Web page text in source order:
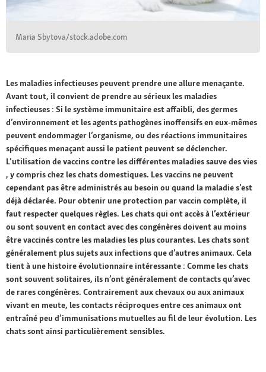
Maria Sbytova/stock.adobe.com
Les maladies infectieuses peuvent prendre une allure menaçante.
Avant tout, il convient de prendre au sérieux les maladies
infectieuses : Si le système immunitaire est affaibli, des germes
d’environnement et les agents pathogènes inoffensifs en eux-mêmes
peuvent endommager l’organisme, ou des réactions immunitaires
spécifiques menaçant aussi le patient peuvent se déclencher.
L’utilisation de vaccins contre les différentes maladies sauve des vies
, y compris chez les chats domestiques. Les vaccins ne peuvent
cependant pas être administrés au besoin ou quand la maladie s’est
déjà déclarée. Pour obtenir une protection par vaccin complète, il
faut respecter quelques règles. Les chats qui ont accès à l’extérieur
ou sont souvent en contact avec des congénères doivent au moins
être vaccinés contre les maladies les plus courantes. Les chats sont
généralement plus sujets aux infections que d’autres animaux. Cela
tient à une histoire évolutionnaire intéressante : Comme les chats
sont souvent solitaires, ils n’ont généralement de contacts qu’avec
de rares congénères. Contrairement aux chevaux ou aux animaux
vivant en meute, les contacts réciproques entre ces animaux ont
entraîné peu d’immunisations mutuelles au fil de leur évolution. Les
chats sont ainsi particulièrement sensibles.